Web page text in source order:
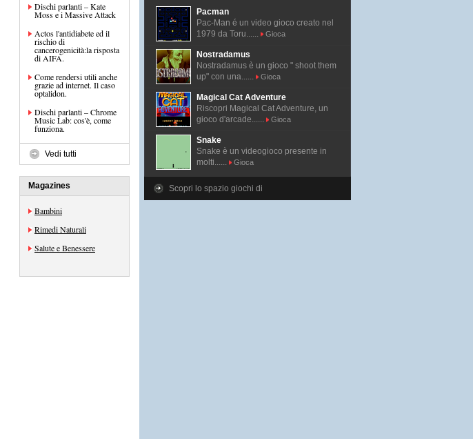
Dischi parlanti – Kate
Moss e i Massive Attack
Actos l'antidiabete ed il
rischio di
cancerogenicità:la risposta
di AIFA.
Come rendersi utili anche
grazie ad internet. Il caso
optalidon.
Dischi parlanti – Chrome
Music Lab: cos'è, come
funziona.
Vedi tutti
Magazines
Bambini
Rimedi Naturali
Salute e Benessere
Pacman
Pac-Man é un video gioco creato nel
1979 da Toru......
Gioca
Nostradamus
Nostradamus è un gioco " shoot them
up" con una......
Gioca
Magical Cat Adventure
Riscopri Magical Cat Adventure, un
gioco d'arcade......
Gioca
Snake
Snake è un videogioco presente in
molti......
Gioca
Scopri lo spazio giochi di